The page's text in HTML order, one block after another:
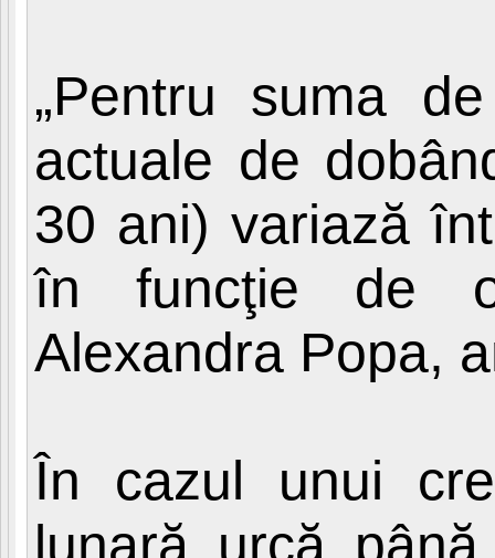
„Pentru suma
actuale de
30 ani) variază
în funcţie de
Alexandra Popa,
În cazul unui
lunară urcă